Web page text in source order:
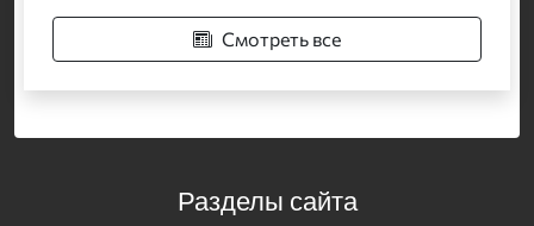
Смотреть все
Разделы сайта